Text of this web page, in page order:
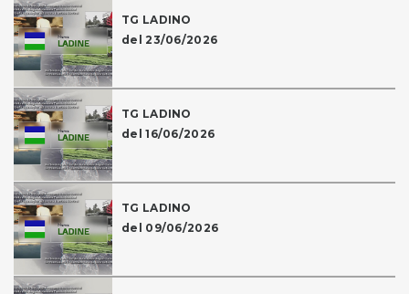
TG LADINO
del 23/06/2026
TG LADINO
del 16/06/2026
TG LADINO
del 09/06/2026